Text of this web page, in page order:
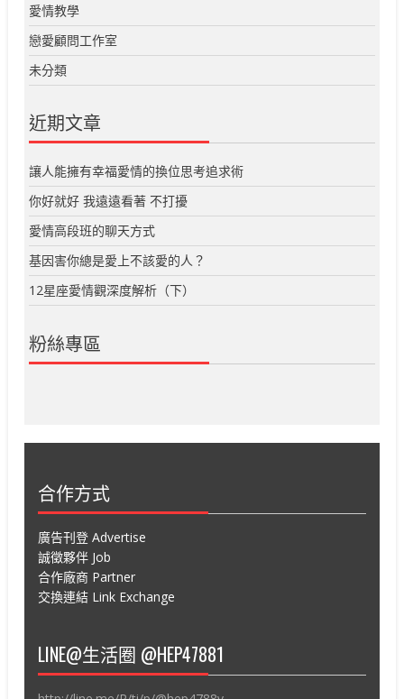
愛情教學
戀愛顧問工作室
未分類
近期文章
讓人能擁有幸福愛情的換位思考追求術
你好就好 我遠遠看著 不打擾
愛情高段班的聊天方式
基因害你總是愛上不該愛的人？
12星座愛情觀深度解析（下）
粉絲專區
合作方式
廣告刊登 Advertise
誠徵夥伴 Job
合作廠商 Partner
交換連結 Link Exchange
LINE@生活圈 @HEP47881